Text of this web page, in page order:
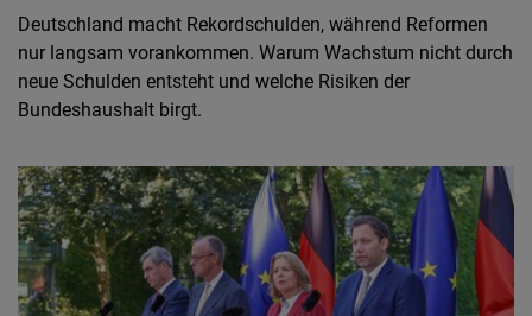
Deutschland macht Rekordschulden, während Reformen
nur langsam vorankommen. Warum Wachstum nicht durch
neue Schulden entsteht und welche Risiken der
Bundeshaushalt birgt.